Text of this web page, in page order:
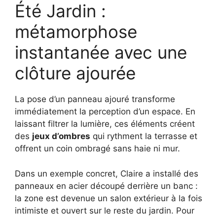
Été Jardin :
métamorphose
instantanée avec une
clôture ajourée
La pose d’un panneau ajouré transforme
immédiatement la perception d’un espace. En
laissant filtrer la lumière, ces éléments créent
des jeux d’ombres qui rythment la terrasse et
offrent un coin ombragé sans haie ni mur.
Dans un exemple concret, Claire a installé des
panneaux en acier découpé derrière un banc :
la zone est devenue un salon extérieur à la fois
intimiste et ouvert sur le reste du jardin. Pour